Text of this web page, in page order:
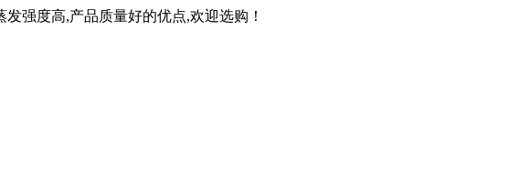
强度高,产品质量好的优点,欢迎选购！